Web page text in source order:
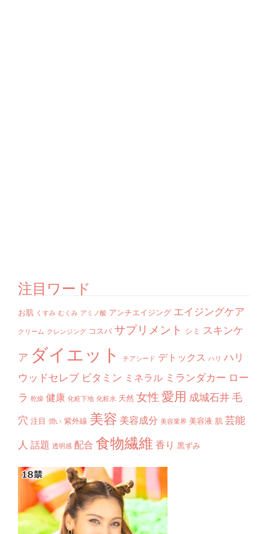
注目ワード
お肌 くすみ むくみ アミノ酸 アンチエイジング エイジングケア
クリーム クレンジング コスパ サプリメント シミ スキンケ
ア ダイエット チアシード デトックス ハリ ハリ
ウッドセレブ ビタミン ミネラル ミランダカー ロー
ラ 乾燥 健康 化粧下地 化粧水 天然 女性愛用 成城石井毛
穴 注目 潤い 紫外線 美容 美容成分 美容業界 美容液 肌 芸能
人 話題 透明感 配合 食物繊維 香り 黒ずみ